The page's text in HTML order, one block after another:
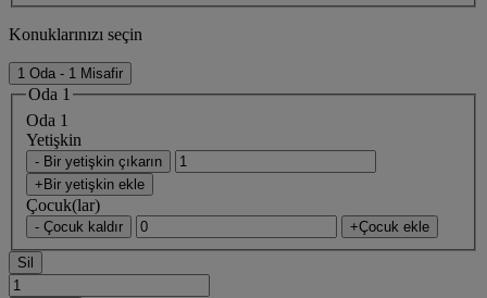
Konuklarınızı seçin
1 Oda - 1 Misafir
Oda 1
Oda 1
Yetişkin
- Bir yetişkin çıkarın
+Bir yetişkin ekle
Çocuk(lar)
- Çocuk kaldır +Çocuk ekle
Sil